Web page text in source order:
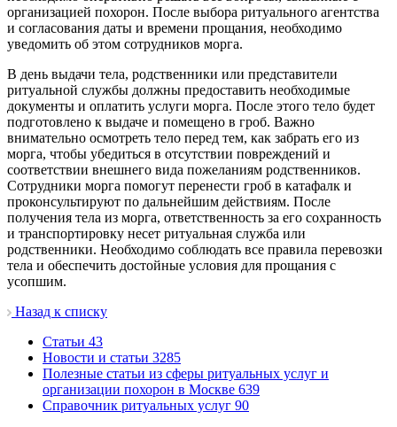
организацией похорон. После выбора ритуального агентства
и согласования даты и времени прощания, необходимо
уведомить об этом сотрудников морга.
В день выдачи тела, родственники или представители
ритуальной службы должны предоставить необходимые
документы и оплатить услуги морга. После этого тело будет
подготовлено к выдаче и помещено в гроб. Важно
внимательно осмотреть тело перед тем, как забрать его из
морга, чтобы убедиться в отсутствии повреждений и
соответствии внешнего вида пожеланиям родственников.
Сотрудники морга помогут перенести гроб в катафалк и
проконсультируют по дальнейшим действиям. После
получения тела из морга, ответственность за его сохранность
и транспортировку несет ритуальная служба или
родственники. Необходимо соблюдать все правила перевозки
тела и обеспечить достойные условия для прощания с
усопшим.
Назад к списку
Cтатьи 43
Новости и статьи 3285
Полезные статьи из сферы ритуальных услуг и
организации похорон в Москве 639
Справочник ритуальных услуг 90